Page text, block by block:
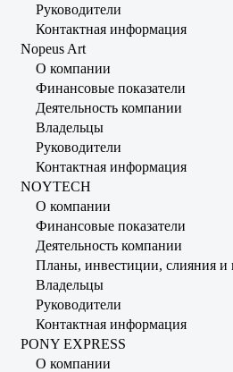
Руководители
Контактная информация
Nopeus Art
О компании
Финансовые показатели
Деятельность компании
Владельцы
Руководители
Контактная информация
NOYTECH
О компании
Финансовые показатели
Деятельность компании
Планы, инвестиции, слияния и
Владельцы
Руководители
Контактная информация
PONY EXPRESS
О компании